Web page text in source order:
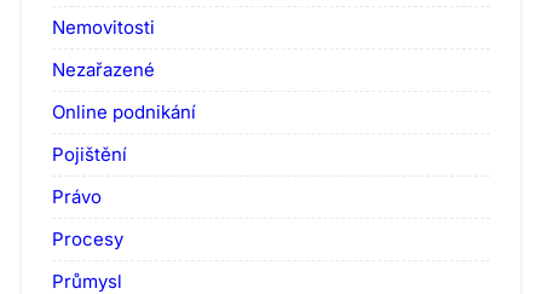
Nemovitosti
Nezařazené
Online podnikání
Pojištění
Právo
Procesy
Průmysl